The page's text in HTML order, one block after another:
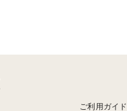
ご利用ガイド